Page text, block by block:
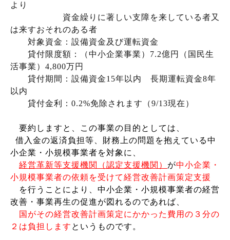
より
資金繰り に著しい支障を来している者又
は来すおそれのある者
対象資金：設備資金及び運転資金
貸付限度額：
（中小企業事業 ） 7.2億円
（国民生
活事業） 4,800万円
貸付期間：設備資金15年以内 長期運転資金8年
以内
貸付金利：0.2%免除されます（9/13現在）
要約しますと、この事業の目的としては、
借入金の返済負担等、財務上の問題を抱えている中
小企業・小規模事業者を対象に、
経営革新等支援機関（認定支援機関） が中小企業・
小規模事業者の依頼を受けて経営改善計画策定支援
を行うことにより、 中小企業・小規模事業者の経営
改善・事業再生の促進が図れるのであれば、
国がその経営改善計画策定にかかった費用の３分の
２は負担します というものです。